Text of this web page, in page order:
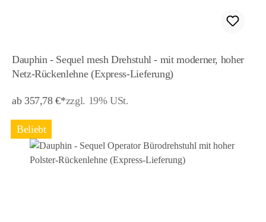
Dauphin - Sequel mesh Drehstuhl - mit moderner, hoher
Netz-Rückenlehne (Express-Lieferung)
ab 357,78 €*zzgl. 19% USt.
Beliebt